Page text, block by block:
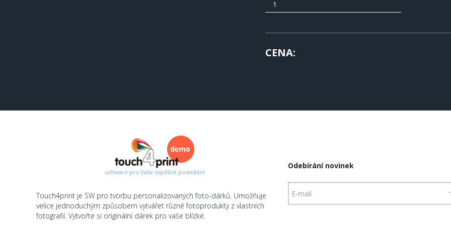
CENA
software pro Vaše úspěšné podnikání
Touch4print je SW pro tvorbu personalizovaných foto-dárků. Umožňuje
velice jednoduchým způsobem vytvářet různé fotoprodukty z vlastních
fotografií. Vytvořte si originální dárek pro vaše blízké.
Odebírání novinek